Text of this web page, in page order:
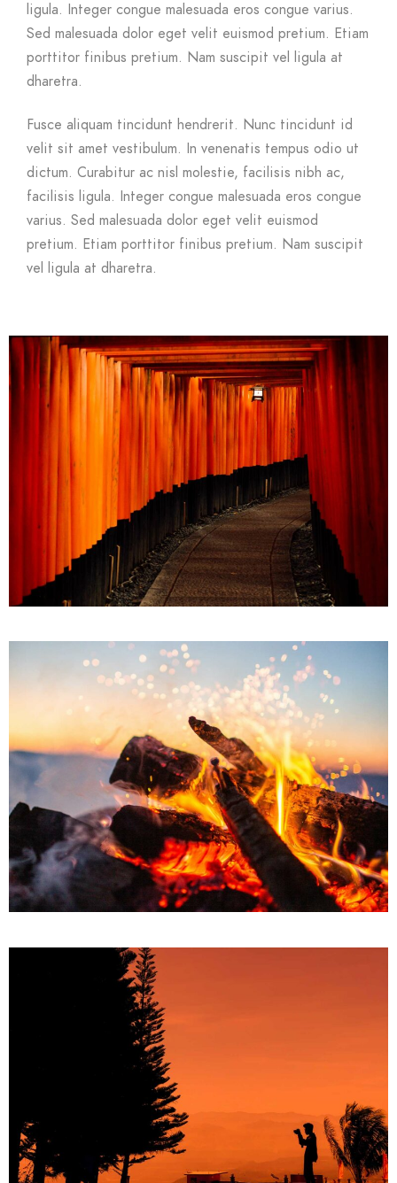
ligula. Integer congue malesuada eros congue varius.
Sed malesuada dolor eget velit euismod pretium. Etiam
porttitor finibus pretium. Nam suscipit vel ligula at
dharetra.
Fusce aliquam tincidunt hendrerit. Nunc tincidunt id
velit sit amet vestibulum. In venenatis tempus odio ut
dictum. Curabitur ac nisl molestie, facilisis nibh ac,
facilisis ligula. Integer congue malesuada eros congue
varius. Sed malesuada dolor eget velit euismod
pretium. Etiam porttitor finibus pretium. Nam suscipit
vel ligula at dharetra.